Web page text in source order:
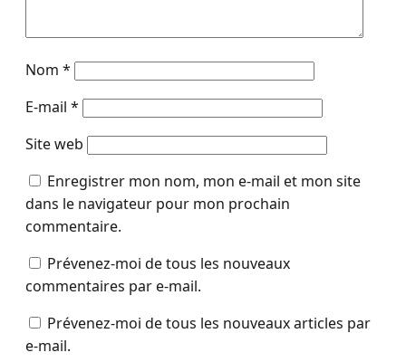
Nom *
E-mail *
Site web
Enregistrer mon nom, mon e-mail et mon site
dans le navigateur pour mon prochain
commentaire.
Prévenez-moi de tous les nouveaux
commentaires par e-mail.
Prévenez-moi de tous les nouveaux articles par
e-mail.